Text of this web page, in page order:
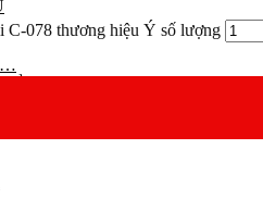
C-078 thương hiệu Ý số lượng